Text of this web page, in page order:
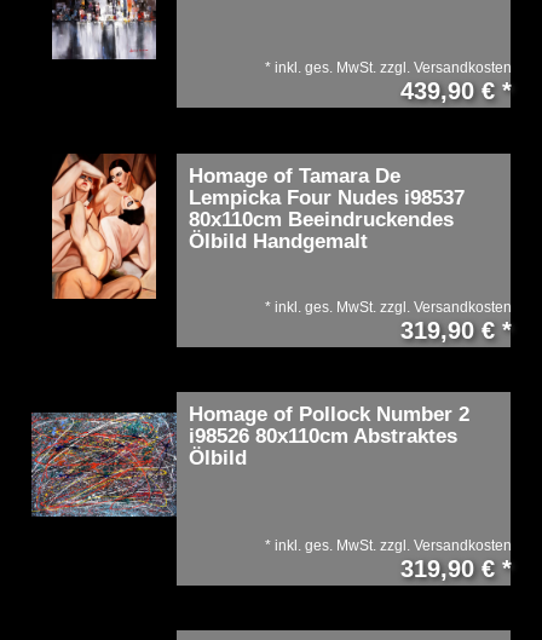
439,90 € *
* inkl. ges. MwSt. zzgl. Versandkosten
Homage of Tamara De
Lempicka Four Nudes i98537
80x110cm Beeindruckendes
Ölbild Handgemalt
319,90 € *
* inkl. ges. MwSt. zzgl. Versandkosten
Homage of Pollock Number 2
i98526 80x110cm Abstraktes
Ölbild
319,90 € *
* inkl. ges. MwSt. zzgl. Versandkosten